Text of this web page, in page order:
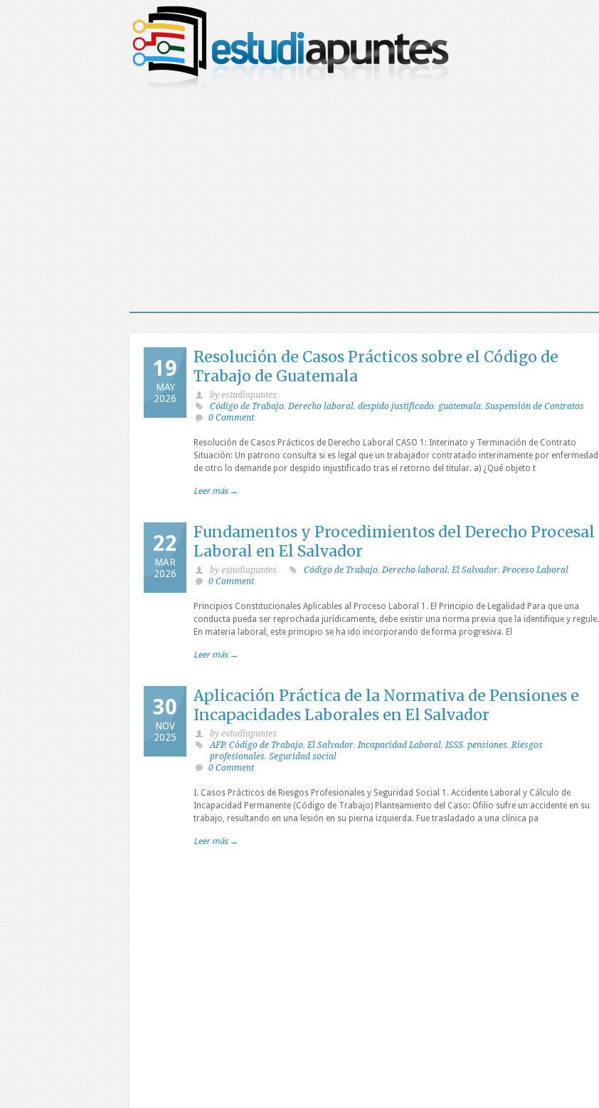
19
MAY
2026
Resolución de Casos Prácticos sobre el Código de
Trabajo de Guatemala
by estudiapuntes
Código de Trabajo,Derecho laboral, despido justificado, guatemala, Suspensión de Contratos
0 Comment
Resolución de Casos Prácticos de Derecho Laboral CASO 1: Interinato y Terminación de Contrato
Situación: Un patrono consulta si es legal que un trabajador contratado interinamente por enfermedad
de otro lo demande por despido injustificado tras el retorno del titular. a) ¿Qué objeto t
Leer más →
22
MAR
2026
Fundamentos y Procedimientos del Derecho Procesal
Laboral en El Salvador
by estudiapuntes Código de Trabajo,Derecho laboral,El Salvador,Proceso Laboral
0 Comment
Principios Constitucionales Aplicables al Proceso Laboral 1. El Principio de Legalidad Para que una
conducta pueda ser reprochada jurídicamente, debe existir una norma previa que la identifique y regule.
En materia laboral, este principio se ha ido incorporando de forma progresiva. El
Leer más →
30
NOV
2025
Aplicación Práctica de la Normativa de Pensiones e
Incapacidades Laborales en El Salvador
by estudiapuntes
AFP, Código de Trabajo,El Salvador,Incapacidad Laboral,ISSS, pensiones,Riesgos
profesionales, Seguridad social
0 Comment
I. Casos Prácticos de Riesgos Profesionales y Seguridad Social 1. Accidente Laboral y Cálculo de
Incapacidad Permanente (Código de Trabajo) Planteamiento del Caso: Ofilio sufre un accidente en su
trabajo, resultando en una lesión en su pierna izquierda. Fue trasladado a una clínica pa
Leer más →